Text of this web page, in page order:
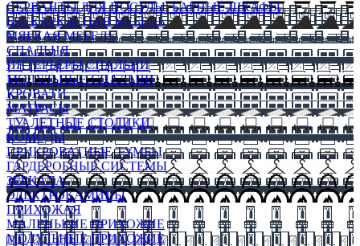
СЕРВАНТЫ ДЛЯ ПОСУДЫ, БАРНЫЕ ШКАФЫ
БЕСКАРКАСНАЯ МЕБЕЛЬ
МЯГКАЯ МЕБЕЛЬ
СПАЛЬНЯ
ИНТЕРЬЕРЫ СПАЛЬНИ
МОДУЛЬНЫЕ СПАЛЬНИ
КРОВАТИ
МАТРАСЫ
ТУАЛЕТНЫЕ СТОЛИКИ
КОМОДЫ
ПРИКРОВАТНЫЕ ТУМБЫ
ГАРДЕРОБНЫЕ СИСТЕМЫ
ЗЕРКАЛА
ЭЛЕКТРОКАМИНЫ
ПРИХОЖАЯ
МАЛЕНЬКИЕ ПРИХОЖИЕ
МОДУЛЬНЫЕ ПРИХОЖИЕ